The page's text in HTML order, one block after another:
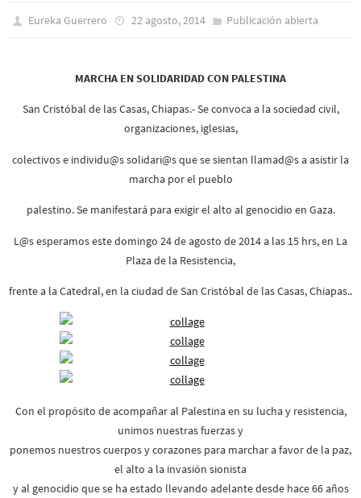
Eureka Guerrero 22 agosto, 2014 Publicación abierta
MARCHA EN SOLIDARIDAD CON PALESTINA
San Cristóbal de las Casas, Chiapas.-Se convoca a la sociedad civil,
organizaciones, iglesias,
colectivos e individu@s solidari@s que se sientan llamad@s a asistir la
marcha por el pueblo
palestino. Se manifestará para exigir el alto al genocidio en Gaza.
L@s esperamos estedomingo 24 de agosto de 2014 a las 15 hrs, en La
Plaza de la Resistencia,
frente a la Catedral, en la ciudad de San Cristóbal de las Casas, Chiapas..
Con el propósito de acompañar al Palestina en su lucha y resistencia,
unimos nuestras fuerzas y
ponemos nuestros cuerpos y corazones para marchar a favor de la paz,
el alto a la invasión sionista
y al genocidio que se ha estado llevando adelante desde hace 66 años